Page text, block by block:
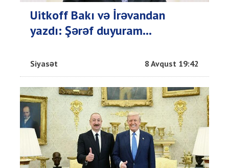
Uitkoff Bakı və İrəvandan
yazdı: Şərəf duyuram...
Siyasət 8 Avqust 19:42